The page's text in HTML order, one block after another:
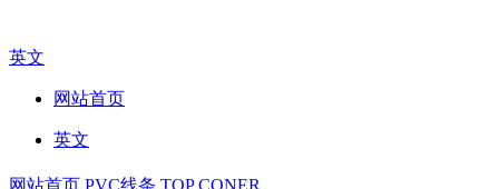
英文
网站首页
英文
网站首页 PVC线条 TOP CONER